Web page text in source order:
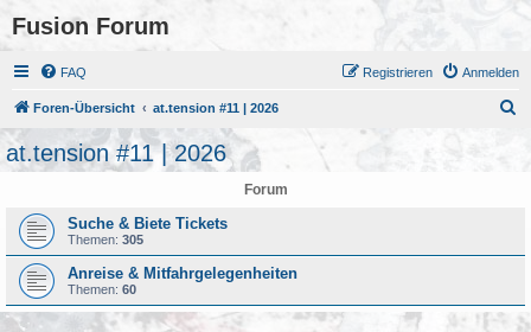
Fusion Forum
FAQ Anmelden
Registrieren
Foren-Übersicht at.tension #11 | 2026
at.tension #11 | 2026
Forum
Suche & Biete Tickets
Themen: 305
Anreise & Mitfahrgelegenheiten
Themen: 60